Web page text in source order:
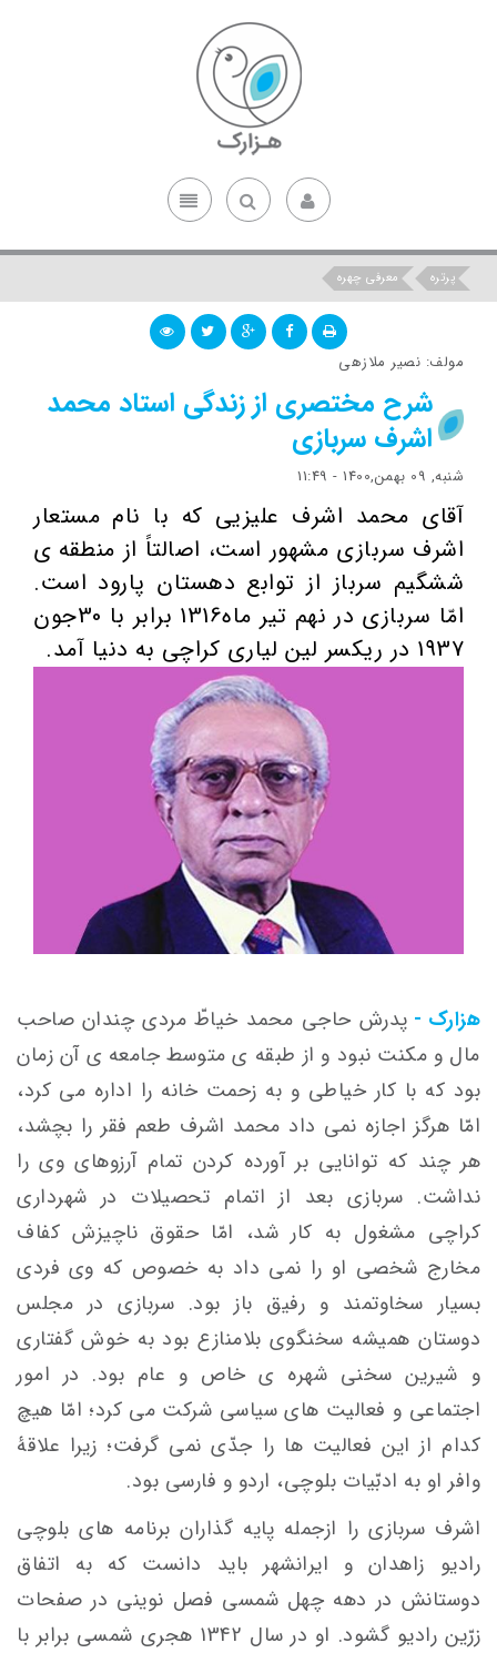
پرتره معرفی چهره
مولف: نصیر ملازهی
شرح مختصری از زندگی استاد محمد
اشرف سربازی
شنبه, 09 بهمن,1400 - 11:49
آقای محمد اشرف علیزیی که با نام مستعار
اشرف سربازی مشهور است، اصالتاً از منطقه ی
ششگیم سرباز از توابع دهستان پارود است.
امّا سربازی در نهم تیر ماه1316 برابر با 30جون
1937 در ریکسر لین لیاری کراچی به دنیا آمد.
هزارک - پدرش حاجی محمد خیاطّ مردی چندان صاحب
مال و مکنت نبود و از طبقه ی متوسط جامعه ی آن زمان
بود که با کار خیاطی و به زحمت خانه را اداره می کرد،
امّا هرگز اجازه نمی داد محمد اشرف طعم فقر را بچشد،
هر چند که توانایی بر آورده کردن تمام آرزوهای وی را
نداشت. سربازی بعد از اتمام تحصیلات در شهرداری
کراچی مشغول به کار شد، امّا حقوق ناچیزش کفاف
مخارج شخصی او را نمی داد به خصوص که وی فردی
بسیار سخاوتمند و رفیق باز بود. سربازی در مجلس
دوستان همیشه سخنگوی بلامنازع بود به خوش گفتاری
و شیرین سخنی شهره ی خاص و عام بود. در امور
اجتماعی و فعالیت های سیاسی شرکت می کرد؛ امّا هیچ
کدام از این فعالیت ها را جدّی نمی گرفت؛ زیرا علاقۀ
وافر او به ادبّیات بلوچی، اردو و فارسی بود.
اشرف سربازی را ازجمله پایه­ گذاران برنامه های بلوچی
رادیو زاهدان و ایرانشهر باید دانست که به اتفاق
دوستانش در دهه چهل شمسی فصل نوینی در صفحات
زرّین رادیو گشود. او در سال 1342 هجری شمسی برابر با